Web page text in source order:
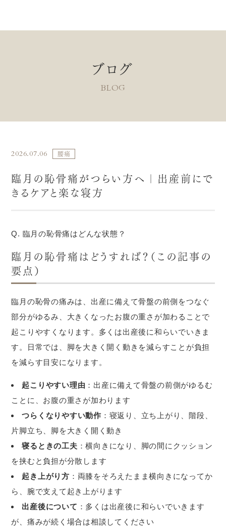
ブログ
BLOG
2026.07.06 腰痛
臨月の恥骨痛がつらい方へ｜出産前にで
きるケアと楽な寝方
Q. 臨月の恥骨痛はどんな状態？
臨月の恥骨痛はどうすれば？（この記事の
要点）
臨月の恥骨の痛みは、出産に備えて骨盤の前側をつなぐ
部分がゆるみ、大きくなったお腹の重さが加わることで
起こりやすくなります。多くは出産後に和らいでいきま
す。日常では、脚を大きく開く動きを減らすことが負担
を減らす目安になります。
起こりやすい理由 ：出産に備えて骨盤の前側がゆるむ
ことに、お腹の重さが加わります
つらくなりやすい動作 ：寝返り、立ち上がり、階段、
片脚立ち、脚を大きく開く動き
寝るときの工夫 ：横向きになり、脚の間にクッション
を挟むと負担が分散します
起き上がり方 ：両膝をそろえたまま横向きになってか
ら、腕で支えて起き上がります
出産後について ：多くは出産後に和らいでいきます
が、痛みが続く場合は相談してください